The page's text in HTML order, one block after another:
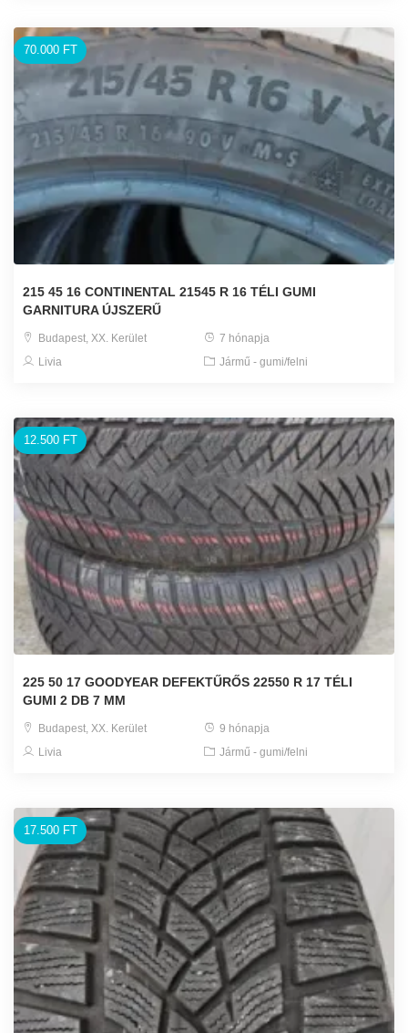
70.000 FT
215 45 16 CONTINENTAL 21545 R 16 TÉLI GUMI
GARNITURA ÚJSZERŰ
Budapest, XX. Kerület
7 hónapja
Livia
Jármű - gumi/felni
12.500 FT
225 50 17 GOODYEAR DEFEKTŰRŐS 22550 R 17 TÉLI
GUMI 2 DB 7 MM
Budapest, XX. Kerület
9 hónapja
Livia
Jármű - gumi/felni
17.500 FT